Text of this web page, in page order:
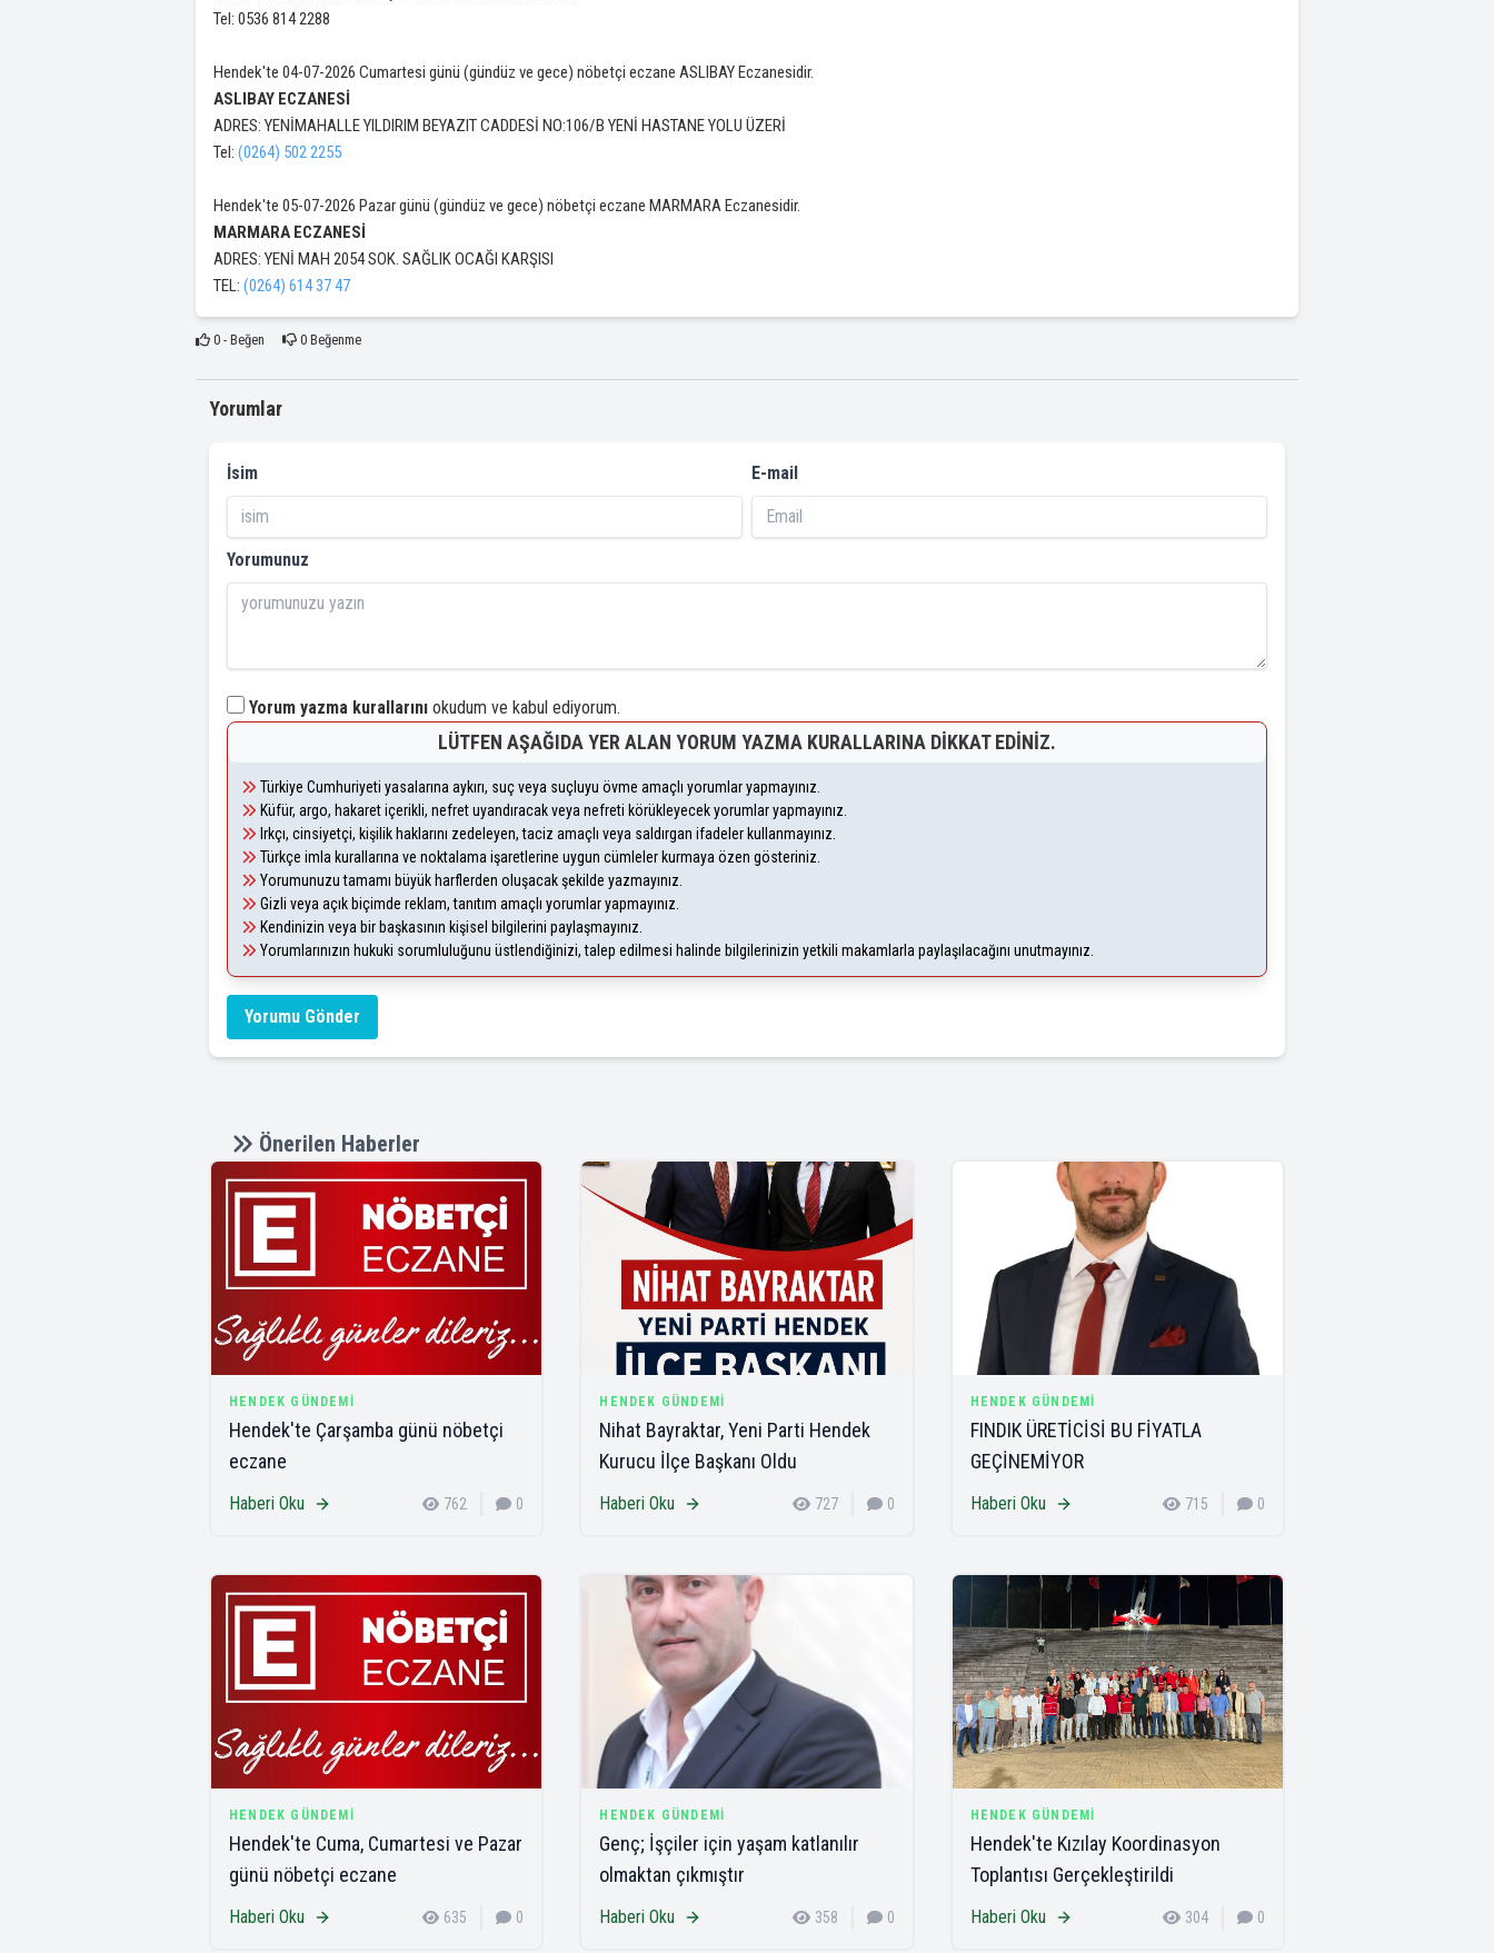
Tel: 0536 814 2288
Hendek'te 04-07-2026 Cumartesi günü (gündüz ve gece) nöbetçi eczane ASLIBAY Eczanesidir.
ASLIBAY ECZANESİ
ADRES: YENİMAHALLE YILDIRIM BEYAZIT CADDESİ NO:106/B YENİ HASTANE YOLU ÜZERİ
Tel: (0264) 502 2255
Hendek'te 05-07-2026 Pazar günü (gündüz ve gece) nöbetçi eczane MARMARA Eczanesidir.
MARMARA ECZANESİ
ADRES: YENİ MAH 2054 SOK. SAĞLIK OCAĞI KARŞISI
TEL: (0264) 614 37 47
0- Beğen 0Beğenme
Yorumlar
İsim E-mail
Yorumunuz
Yorum yazma kurallarını okudum ve kabul ediyorum.
LÜTFEN AŞAĞIDA YER ALAN YORUM YAZMA KURALLARINA DIKKAT EDINIZ.
Türkiye Cumhuriyeti yasalarına aykırı, suç veya suçluyu övme amaçlı yorumlar yapmayınız.
Küfür, argo, hakaret içerikli, nefret uyandıracak veya nefreti körükleyecek yorumlar yapmayınız.
Irkçı, cinsiyetçi, kişilik haklarını zedeleyen, taciz amaçlı veya saldırgan ifadeler kullanmayınız.
Türkçe imla kurallarına ve noktalama işaretlerine uygun cümleler kurmaya özen gösteriniz.
Yorumunuzu tamamı büyük harflerden oluşacak şekilde yazmayınız.
Gizli veya açık biçimde reklam, tanıtım amaçlı yorumlar yapmayınız.
Kendinizin veya bir başkasının kişisel bilgilerini paylaşmayınız.
Yorumlarınızın hukuki sorumluluğunu üstlendiğinizi, talep edilmesi halinde bilgilerinizin yetkili makamlarla paylaşılacağını unutmayınız.
Yorumu Gönder
Önerilen Haberler
HENDEK GÜNDEMI
Hendek'te Çarşamba günü nöbetçi
eczane
Haberi Oku 762 0
HENDEK GÜNDEMI
Nihat Bayraktar, Yeni Parti Hendek
Kurucu İlçe Başkanı Oldu
Haberi Oku 727 0
HENDEK GÜNDEMI
FINDIK ÜRETİCİSİ BU FİYATLA
GEÇİNEMİYOR
Haberi Oku 715 0
HENDEK GÜNDEMI
Hendek'te Cuma, Cumartesi ve Pazar
günü nöbetçi eczane
Haberi Oku 635 0
HENDEK GÜNDEMI
Genç; İşçiler için yaşam katlanılır
olmaktan çıkmıştır
Haberi Oku 358 0
HENDEK GÜNDEMI
Hendek'te Kızılay Koordinasyon
Toplantısı Gerçekleştirildi
Haberi Oku 304 0